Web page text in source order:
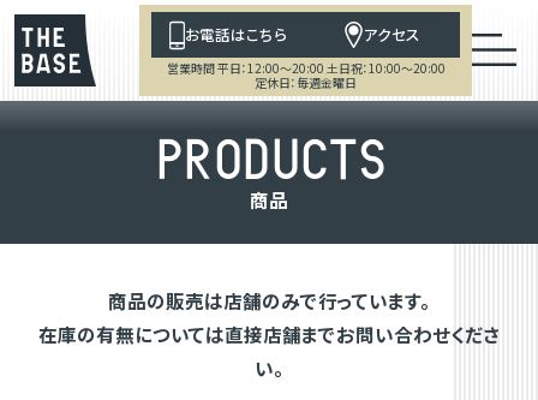
お電話はこちら アクセス
営業時間 平日：12:00～20:00 土日祝：10:00～20:00
定休日：毎週金曜日
PRODUCTS
商品
商品の販売は店舗のみで行っています。
在庫の有無については直接店舗までお問い合わせくださ
い。